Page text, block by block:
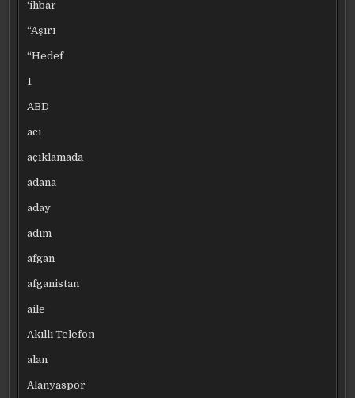
‘ihbar
“Aşırı
“Hedef
1
ABD
acı
açıklamada
adana
aday
adım
afgan
afganistan
aile
Akıllı Telefon
alan
Alanyaspor